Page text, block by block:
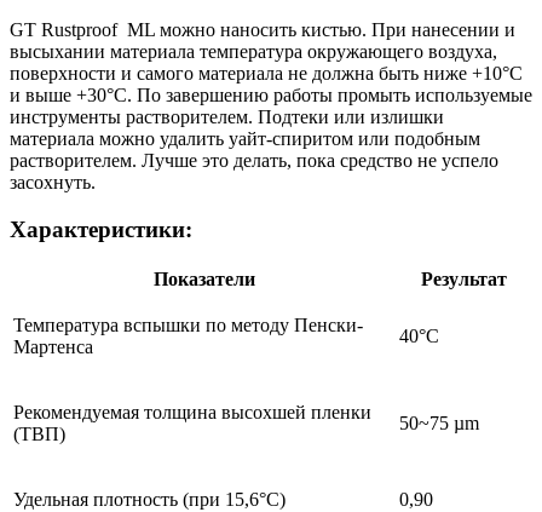
GT Rustproof ML можно наносить кистью. При нанесении и
высыхании материала температура окружающего воздуха,
поверхности и самого материала не должна быть ниже +10°С
и выше +30°С. По завершению работы промыть используемые
инструменты растворителем. Подтеки или излишки
материала можно удалить уайт-спиритом или подобным
растворителем. Лучше это делать, пока средство не успело
засохнуть.
Характеристики:
Показатели Результат
Температура вспышки по методу Пенски-
Мартенса
40°С
Рекомендуемая толщина высохшей пленки
(ТВП)
50~75 µm
Удельная плотность (при 15,6°С) 0,90